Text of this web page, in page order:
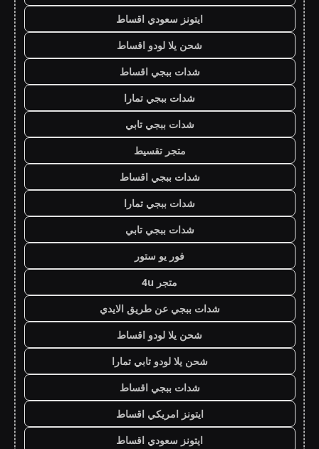
ايتونز سعودي اقساط
شحن يلا لودو اقساط
شدات ببجي اقساط
شدات ببجي تمارا
شدات ببجي تابي
متجر تقسيط
شدات ببجي اقساط
شدات ببجي تمارا
شدات ببجي تابي
فور يو ستور
متجر 4u
شدات ببجي عن طريق الايدي
شحن يلا لودو اقساط
شحن يلا لودو تابي تمارا
شدات ببجي اقساط
ايتونز امريكي اقساط
ايتونز سعودي اقساط